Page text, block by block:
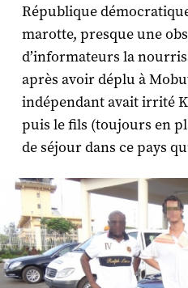
République
marotte, presque une
d’informateurs la
après avoir déplu à
indépendant avait irrité
puis le fils (toujours en
de séjour dans ce pays